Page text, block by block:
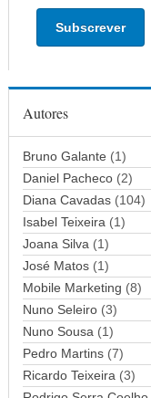
d
o
d
e
e
m
a
i
l
Autores
Bruno Galante (1)
Daniel Pacheco(2)
Diana Cavadas(104)
Isabel Teixeira (1)
Joana Silva (1)
José Matos(1)
Mobile Marketing (8)
Nuno Seleiro(3)
Nuno Sousa (1)
Pedro Martins(7)
Ricardo Teixeira (3)